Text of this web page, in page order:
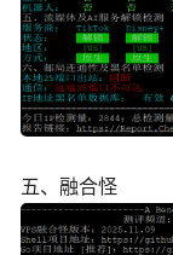
五、融合怪